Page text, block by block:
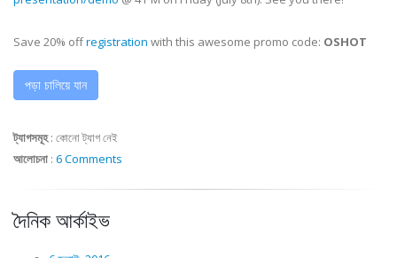
Save 20% offregistration with this awesome promo code: OSHOT
পড়া চালিয়ে যান
ট্যাগসমূহ: কোনো ট্যাগ নেই
আলোচনা : 6 Comments
দৈনিক আর্কাইভ